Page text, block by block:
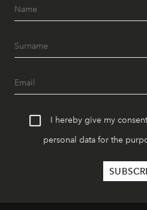
I hereby give my
personal data for the